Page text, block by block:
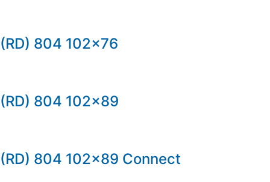
(RD) 804 102×76
(RD) 804 102×89
(RD) 804 102×89 Connect